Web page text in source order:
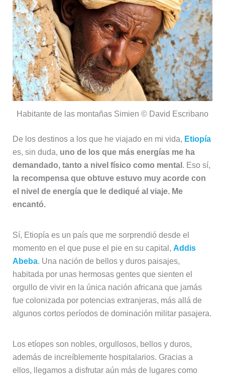
Habitante de las montañas Simien © David Escribano
De los destinos a los que he viajado en mi vida, Etiopía
es, sin duda, uno de los que más energías me ha
demandado, tanto a nivel físico como mental . Eso sí,
la recompensa que obtuve estuvo muy acorde con
el nivel de energía que le dediqué al viaje. Me
encantó.
Sí, Etiopía es un país que me sorprendió desde el
momento en el que puse el pie en su capital, Addis
Abeba. Una nación de bellos y duros paisajes,
habitada por unas hermosas gentes que sienten el
orgullo de vivir en la única nación africana que jamás
fue colonizada por potencias extranjeras, más allá de
algunos cortos períodos de dominación militar pasajera.
Los etíopes son nobles, orgullosos, bellos y duros,
además de increíblemente hospitalarios. Gracias a
ellos, llegamos a disfrutar aún más de lugares como